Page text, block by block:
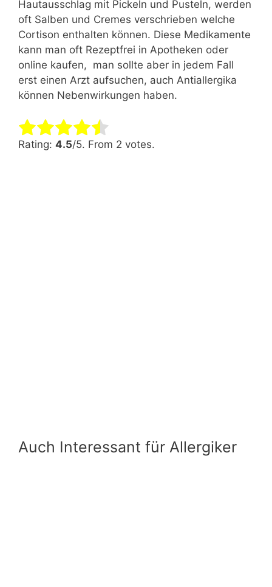
Hautausschlag mit Pickeln und Pusteln, werden
oft Salben und Cremes verschrieben welche
Cortison enthalten können. Diese Medikamente
kann man oft Rezeptfrei in Apotheken oder
online kaufen, man sollte aber in jedem Fall
erst einen Arzt aufsuchen, auch Antiallergika
können Nebenwirkungen haben.
Rate this item:
Rating: 4.5/5. From 2 votes.
Auch Interessant für Allergiker